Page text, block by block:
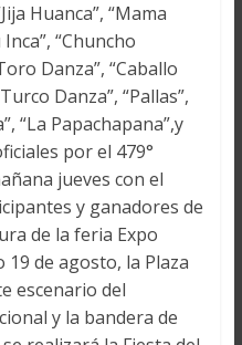
Huanca”, “Mama
“Chuncho
Danza”, “Caballo
Danza”, “Pallas”,
“La Papachapana”,y
por el 479°
jueves con el
y ganadores de
de la feria Expo
19 de agosto, la Plaza
escenario del
y la bandera de